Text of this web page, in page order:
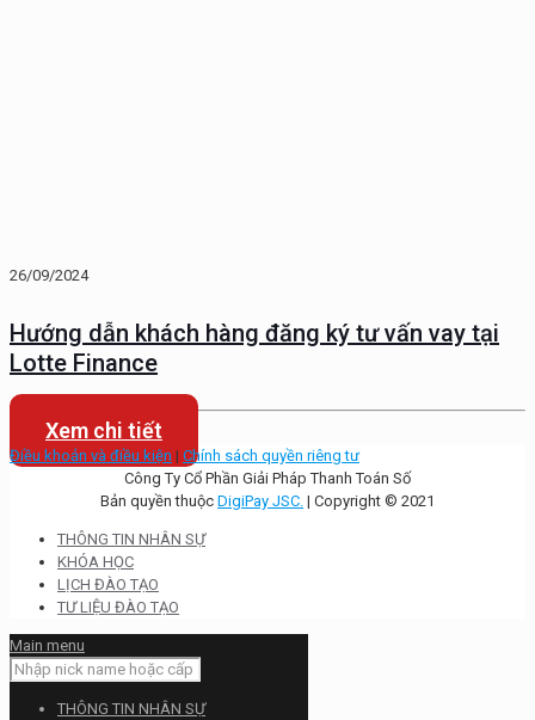
26/09/2024
Hướng dẫn khách hàng đăng ký tư vấn vay tại
Lotte Finance
Xem chi tiết
Điều khoản và điều kiện | Chính sách quyền riêng tư
Công Ty Cổ Phần Giải Pháp Thanh Toán Số
Bản quyền thuộc DigiPay JSC. | Copyright © 2021
THÔNG TIN NHÂN SỰ
KHÓA HỌC
LỊCH ĐÀO TẠO
TƯ LIỆU ĐÀO TẠO
Main menu
THÔNG TIN NHÂN SỰ